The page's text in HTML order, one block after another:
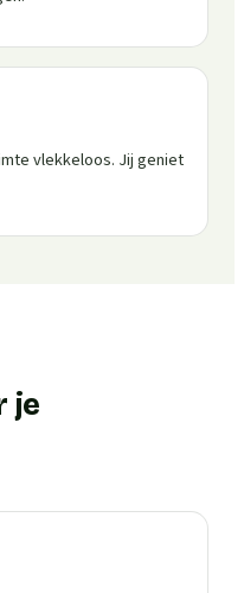
vlekkeloos. Jij geniet
je